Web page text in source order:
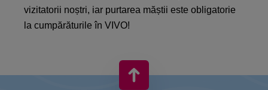
vizitatorii noștri, iar purtarea măștii este obligatorie
la cumpărăturile în VIVO!